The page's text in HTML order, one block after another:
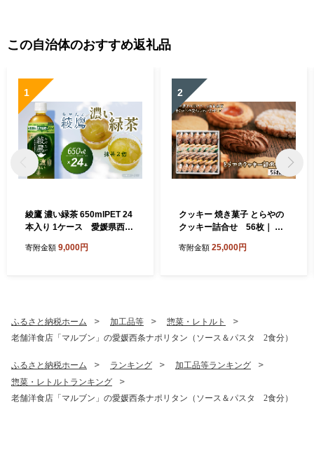
この自治体のおすすめ返礼品
1
綾鷹 濃い緑茶 650mlPET 24
本入り 1ケース 愛媛県西条
能性表示食品 茶カテキン ペ
寄附金額 9,000円
2
クッキー 焼き菓子 とらやの
クッキー詰合せ 56枚｜ 愛
わせ 人気 アソート お菓子ス
寄附金額 25,000円
ふるさと納税ホーム 加工品等
惣菜・レトルト
老舗洋食店「マルブン」の愛媛西条ナポリタン（ソース＆パスタ 2食分）
ふるさと納税ホーム ランキング
加工品等ランキング
惣菜・レトルトランキング
老舗洋食店「マルブン」の愛媛西条ナポリタン（ソース＆パスタ 2食分）